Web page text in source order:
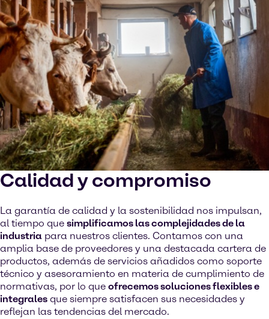
Calidad y compromiso
La garantía de calidad y la sostenibilidad nos impulsan,
al tiempo que simplificamos las complejidades de la
industria para nuestros clientes. Contamos con una
amplia base de proveedores y una destacada cartera de
productos, además de servicios añadidos como soporte
técnico y asesoramiento en materia de cumplimiento de
normativas, por lo que ofrecemos soluciones flexibles e
integrales que siempre satisfacen sus necesidades y
reflejan las tendencias del mercado.